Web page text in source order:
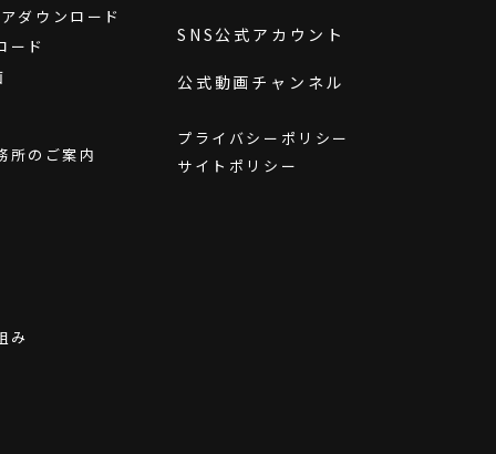
ダウンロード
ード
所のご案内
み
SNS公式アカウント
公式動画チャンネル
プライバシーポリシー
サイトポリシー